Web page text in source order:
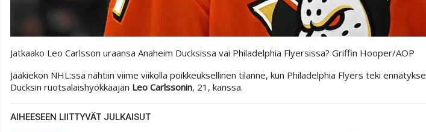
Jatkaako Leo Carlsson uraansa Anaheim Ducksissa vai Philadelphia Flyersissa? Griffin Hooper/AOP
Jääkiekon NHL:ssä nähtiin viime viikolla poikkeuksellinen tilanne, kun Philadelphia Flyers teki
Ducksin ruotsalaishyökkääjän Leo Carlssonin, 21, kanssa.
AIHEESEEN LIITTYVÄT JULKAISUT